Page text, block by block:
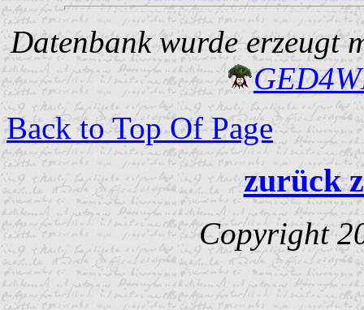
Datenbank wurde erzeugt
Back to Top Of Page
zurück
Copyright